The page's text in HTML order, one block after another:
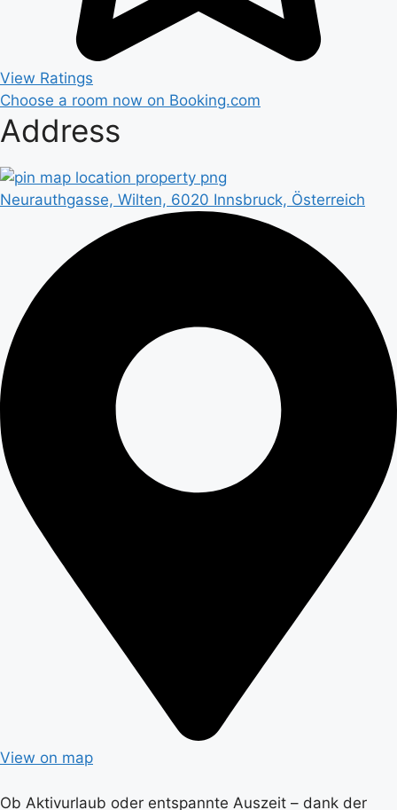
View Ratings
Choose a room now on Booking.com
Address
Neurauthgasse, Wilten, 6020 Innsbruck, Österreich
View on map
Ob Aktivurlaub oder entspannte Auszeit – dank der